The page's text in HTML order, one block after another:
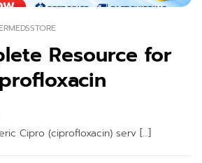
Resource for
Cipro (ciprofloxacin) serv […]